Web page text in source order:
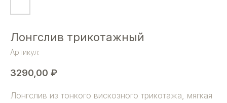
Лонгслив трикотажный
Артикул:
3290,00 ₽
Лонгслив из тонкого вискозного трикотажа, мягкая